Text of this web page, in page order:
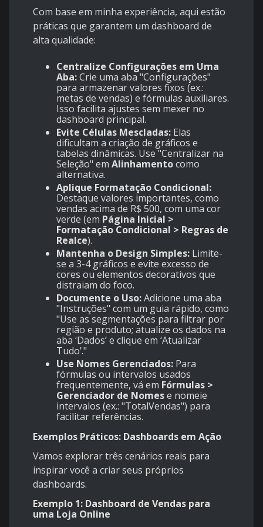
Com base em minha experiência, aqui estão
práticas que garantem um dashboard de
alta qualidade:
Centralize Configurações em Uma
Aba:Crie uma aba "Configurações"
para armazenar valores fixos (ex.:
metas de vendas) e fórmulas auxiliares.
Isso facilita ajustes sem mexer no
dashboard principal.
Evite Células Mescladas: Elas
dificultam a criação de gráficos e
tabelas dinâmicas. Use "Centralizar na
Seleção" em Alinhamentocomo
alternativa.
Aplique Formatação Condicional:
Destaque valores importantes, como
vendas acima de R$ 500, com uma cor
verde (em Página Inicial >
Formatação Condicional > Regras de
Realce).
Mantenha o Design Simples: Limite-
se a 3-4 gráficos e evite excesso de
cores ou elementos decorativos que
distraiam do foco.
Documente o Uso:Adicione uma aba
"Instruções" com um guia rápido, como
"Use as segmentações para filtrar por
região e produto; atualize os dados na
aba ‘Dados’ e clique em ‘Atualizar
Tudo’."
Use Nomes Gerenciados: Para
fórmulas ou intervalos usados
frequentemente, vá em Fórmulas >
Gerenciador de Nomese nomeie
intervalos (ex.: "TotalVendas") para
facilitar referências.
Exemplos Práticos: Dashboards em Ação
Vamos explorar três cenários reais para
inspirar você a criar seus próprios
dashboards.
Exemplo 1: Dashboard de Vendas para
uma Loja Online